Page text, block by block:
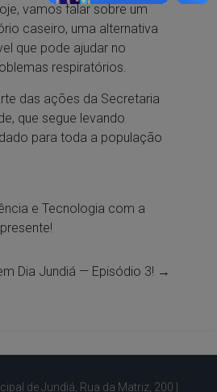
vamos falar sobre um
caseiro, uma alternativa
que pode ajudar no
respiratórios.
das ações da Secretaria
que segue levando
para toda a população
e Tecnologia com a
Dia Jundiá — Episódio 3! →
de Jundiá, Rua da Matriz, 200 |